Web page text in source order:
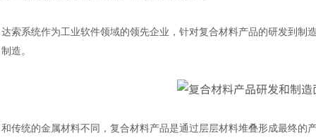
达索系统作为工业软件领域的领先企业，针对复合材料产品的研发到
制造。
和传统的金属材料不同，复合材料产品是通过层层材料堆叠形成最终